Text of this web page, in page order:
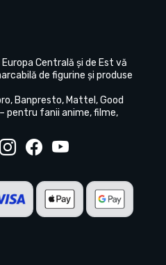
Centrală și de Est vă
de figurine și produse
Banpresto, Mattel, Good
pentru fanii anime, filme,